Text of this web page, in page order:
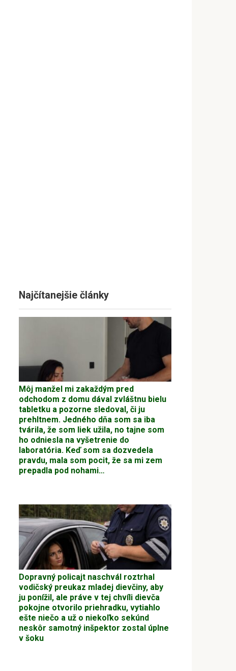
Najčítanejšie články
Môj manžel mi zakaždým pred
odchodom z domu dával zvláštnu bielu
tabletku a pozorne sledoval, či ju
prehltnem. Jedného dňa som sa iba
tvárila, že som liek užila, no tajne som
ho odniesla na vyšetrenie do
laboratória. Keď som sa dozvedela
pravdu, mala som pocit, že sa mi zem
prepadla pod nohami…
Dopravný policajt naschvál roztrhal
vodičský preukaz mladej dievčiny, aby
ju ponížil, ale práve v tej chvíli dievča
pokojne otvorilo priehradku, vytiahlo
ešte niečo a už o niekoľko sekúnd
neskôr samotný inšpektor zostal úplne
v šoku